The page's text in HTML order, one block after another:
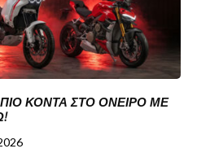
ΠΙΟ ΚΟΝΤΆ ΣΤΟ ΌΝΕΙΡΟ ΜΕ